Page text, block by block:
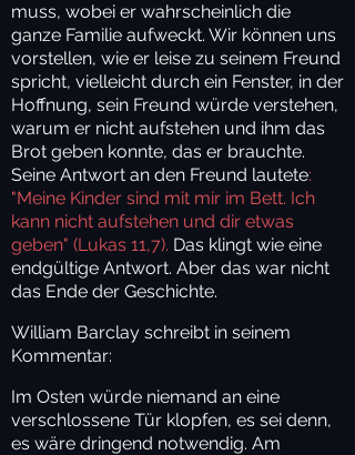
muss, wobei er wahrscheinlich die
ganze Familie aufweckt. Wir können uns
vorstellen, wie er leise zu seinem Freund
spricht, vielleicht durch ein Fenster, in der
Hoffnung, sein Freund würde verstehen,
warum er nicht aufstehen und ihm das
Brot geben konnte, das er brauchte.
Seine Antwort an den Freund lautete:
"Meine Kinder sind mit mir im Bett. Ich
kann nicht aufstehen und dir etwas
geben" (Lukas 11,7). Das klingt wie eine
endgültige Antwort. Aber das war nicht
das Ende der Geschichte.
William Barclay schreibt in seinem
Kommentar:
Im Osten würde niemand an eine
verschlossene Tür klopfen, es sei denn,
es wäre dringend notwendig. Am